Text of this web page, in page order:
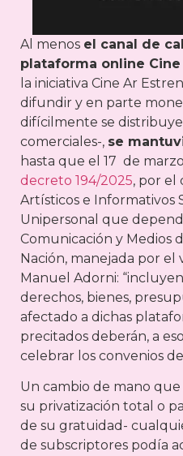
Al menos el canal de
plataforma online Cine
la iniciativa Cine Ar
difundir y en parte
difícilmente se
comerciales-, se
hasta que el 17 de
decreto 194/2025, por el
Artísticos e Informativos
Unipersonal que
Comunicación y Medios
Nación, manejada por el
Manuel Adorni:
derechos, bienes,
afectado a dichas
precitados deberán, a
celebrar los convenios
Un cambio de mano que
su privatización total o
de su gratuidad-
de subscriptores podía